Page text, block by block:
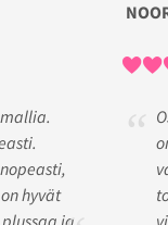
hyvät
ja